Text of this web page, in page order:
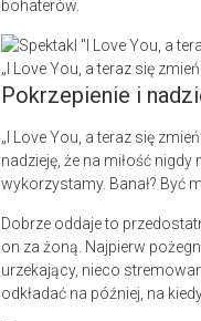
bohaterów.
„I Love You, a teraz się
Pokrzepienie i
„I Love You, a teraz się
nadzieję, że na miłość
wykorzystamy. Banał? Być
Dobrze oddaje to
on za żoną. Najpierw
urzekający, nieco
odkładać na później, na